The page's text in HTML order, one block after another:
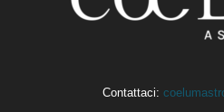
Contattaci: